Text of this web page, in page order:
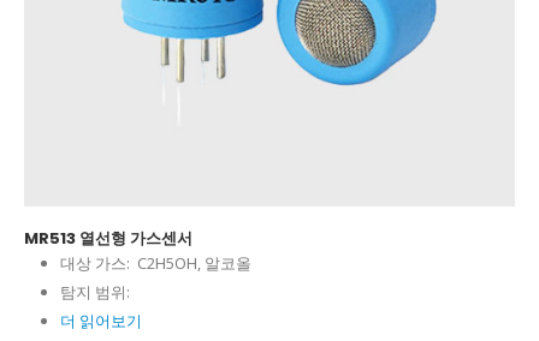
MR513 열선형 가스센서
대상 가스: C2H5OH, 알코올
탐지 범위:
더 읽어보기